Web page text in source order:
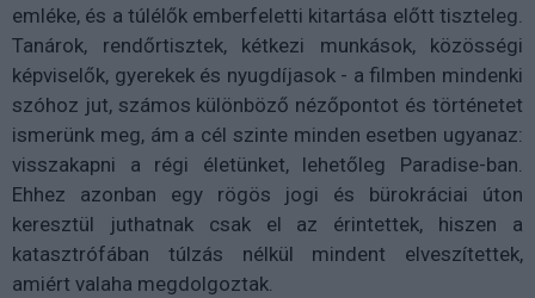
emléke, és a túlélők emberfeletti kitartása előtt tiszteleg.
Tanárok, rendőrtisztek, kétkezi munkások, közösségi
képviselők, gyerekek és nyugdíjasok - a filmben mindenki
szóhoz jut, számos különböző nézőpontot és történetet
ismerünk meg, ám a cél szinte minden esetben ugyanaz:
visszakapni a régi életünket, lehetőleg Paradise-ban.
Ehhez azonban egy rögös jogi és bürokráciai úton
keresztül juthatnak csak el az érintettek, hiszen a
katasztrófában túlzás nélkül mindent elveszítettek,
amiért valaha megdolgoztak.